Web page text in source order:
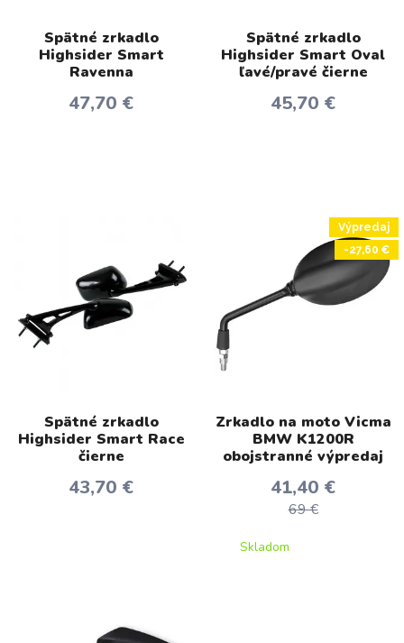
Spätné zrkadlo
Highsider Smart
Ravenna
47,70 €
Spätné zrkadlo
Highsider Smart Oval
ľavé/pravé čierne
45,70 €
Spätné zrkadlo
Highsider Smart Race
čierne
43,70 €
Výpredaj
-27,60 €
Zrkadlo na moto Vicma
BMW K1200R
obojstranné výpredaj
41,40 €
69 €
Skladom